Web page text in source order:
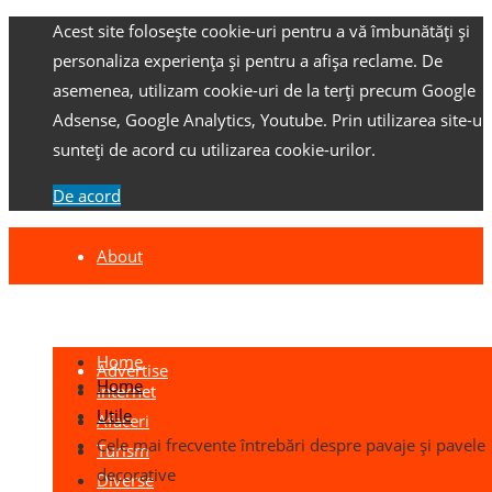
Acest site folosește cookie-uri pentru a vă îmbunătăți și
personaliza experiența și pentru a afișa reclame. De
asemenea, utilizam cookie-uri de la terți precum Google
Adsense, Google Analytics, Youtube. Prin utilizarea site-
sunteți de acord cu utilizarea cookie-urilor.
De acord
About
Advertise
Home
Internet
Afaceri
Turism
Diverse
Home
Utile
Cele mai frecvente întrebări despre pavaje și pavele
decorative